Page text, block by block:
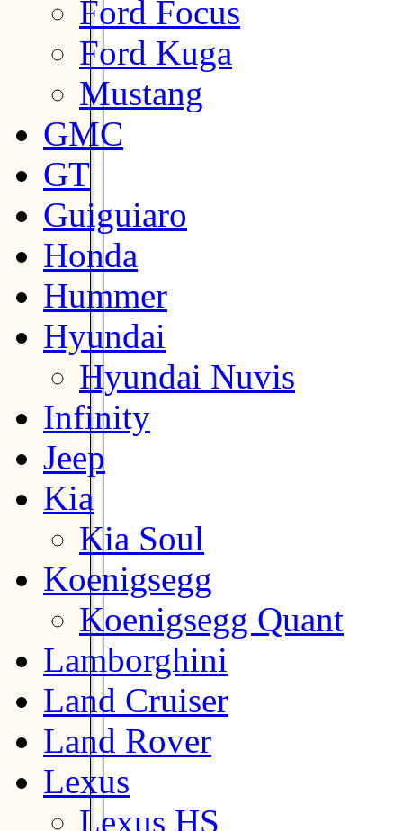
Ford Focus
Ford Kuga
Mustang
GMC
GT
Guiguiaro
Honda
Hummer
Hyundai
Hyundai Nuvis
Infinity
Jeep
Kia
Kia Soul
Koenigsegg
Koenigsegg Quant
Lamborghini
Land Cruiser
Land Rover
Lexus
Lexus HS